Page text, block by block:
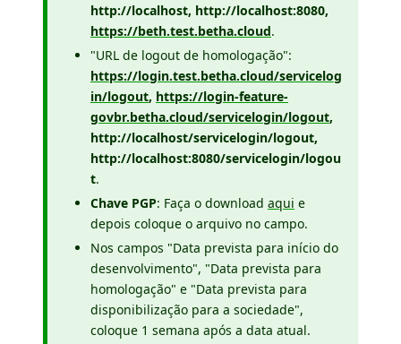
http://localhost, http://localhost:8080,
https://beth.test.betha.cloud.
"URL de logout de homologação":
https://login.test.betha.cloud/servicelog
in/logout, https://login-feature-
govbr.betha.cloud/servicelogin/logout,
http://localhost/servicelogin/logout,
http://localhost:8080/servicelogin/logou
t.
Chave PGP: Faça o download aqui e
depois coloque o arquivo no campo.
Nos campos "Data prevista para início do
desenvolvimento", "Data prevista para
homologação" e "Data prevista para
disponibilização para a sociedade",
coloque 1 semana após a data atual.